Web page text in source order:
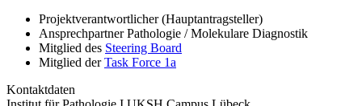
Projektverantwortlicher (Hauptantragsteller)
Ansprechpartner Pathologie / Molekulare Diagnostik
Mitglied des Steering Board
Mitglied derTask Force 1a
Kontaktdaten